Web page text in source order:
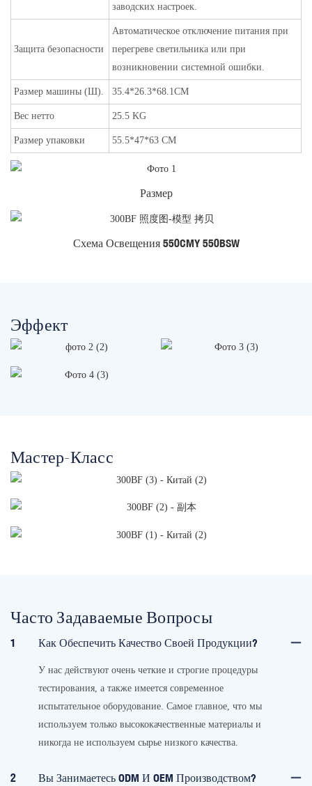
заводских настроек.
Защита безопасности
Автоматическое отключение питания при
перегреве светильника или при
возникновении системной ошибки.
Размер машины (Ш). 35.4*26.3*68.1CM
Вес нетто 25.5 KG
Размер упаковки 55.5*47*63 CM
Размер
Схема Освещения 550CMY 550BSW
Эффект
Мастер-Класс
Часто Задаваемые Вопросы
1 Как Обеспечить Качество Своей Продукции?
У нас действуют очень четкие и строгие процедуры
тестирования, а также имеется современное
испытательное оборудование. Самое главное, что мы
используем только высококачественные материалы и
никогда не используем сырье низкого качества.
2 Вы Занимаетесь ODM И OEM Производством?